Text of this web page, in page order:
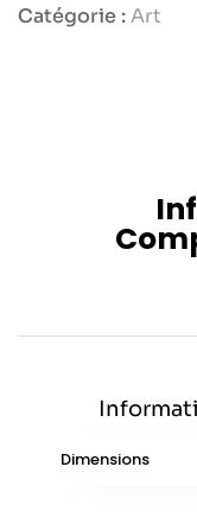
Catégorie :Art
Dimensions